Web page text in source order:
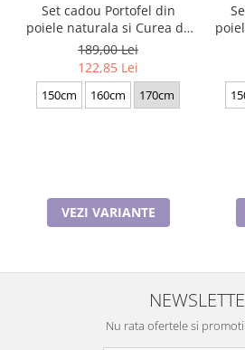
Set cadou Portofel din
poiele naturala si Curea de
barbati neagra, serie mare
battal, A702-4.M_1123
189,00 Lei
122,85 Lei
150cm 160cm 170cm
VEZI VARIANTE
Nu rata ofertele si